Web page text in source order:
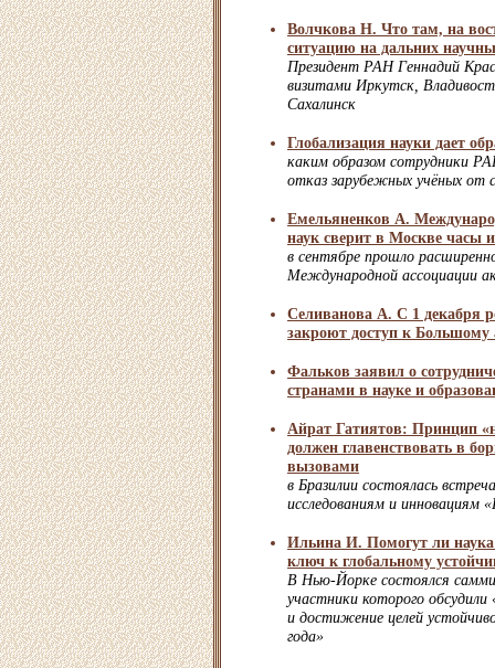
Волчкова Н. Что там, на
ситуацию на дальних
Президент РАН Геннадий
визитами Иркутск,
Сахалинск
Глобализация науки дает
каким образом сотрудники
отказ зарубежных учёных от
Емельяненков А.
наук сверит в Москве часы
в сентябре прошло
Международной ассоциации
Селиванова А. С 1 декабря
закроют доступ к Большому
Фальков заявил о
странами в науке и
Айрат Гатиятов: Принцип
должен главенствовать в
вызовами
в Бразилии состоялась
исследованиям и инновациям
Ильина И. Помогут ли наука
ключ к глобальному
В Нью-Йорке состоялся
участники которого
и достижение целей
года»